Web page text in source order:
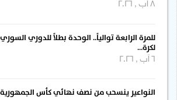
للمرة الرابعة توالياً.. الوحدة بطلاً للدوري السوري
لكرة…
النواعير ينسحب من نصف نهائي كأس الجمهورية